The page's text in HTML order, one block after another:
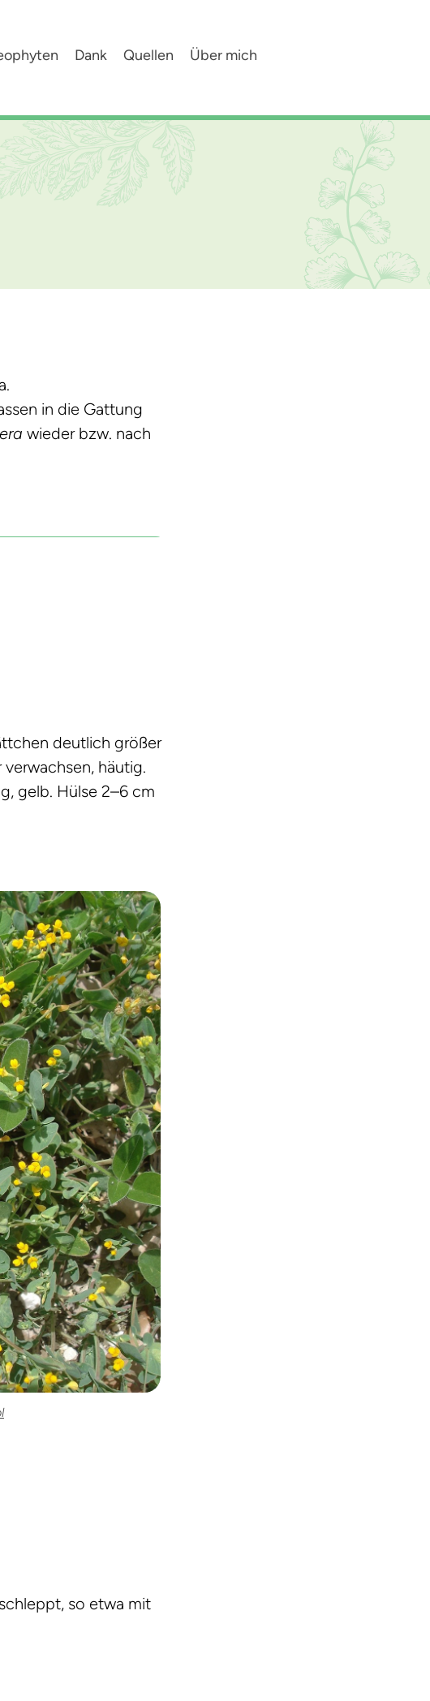
Dank Quellen Über mich
in die Gattung
wieder bzw. nach
deutlich größer
häutig.
gelb. Hülse 2–6 cm
so etwa mit